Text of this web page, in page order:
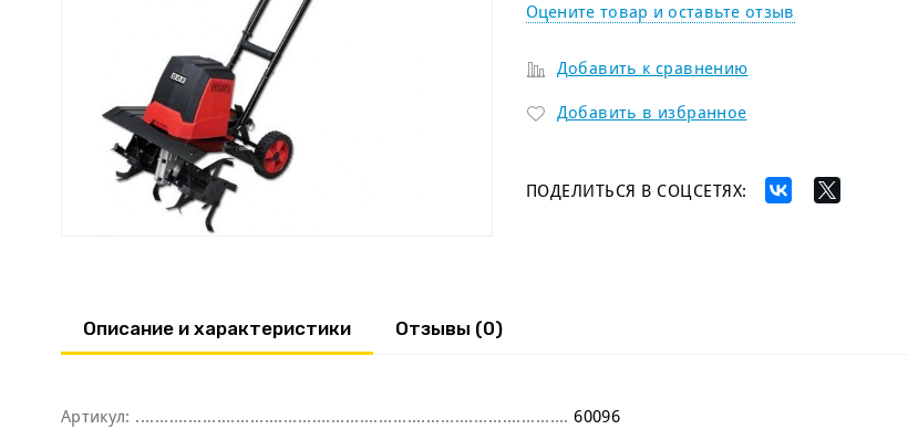
Оцените товар и оставьте отзыв
Добавить к сравнению
Добавить в избранное
ПОДЕЛИТЬСЯ В СОЦСЕТЯХ:
Описание и характеристики Отзывы (0)
Артикул:
60096